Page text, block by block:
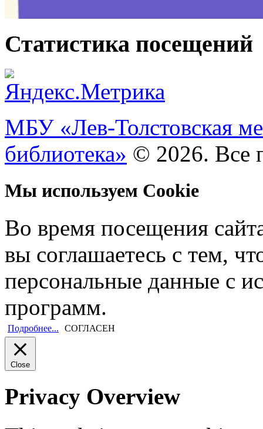
Статистика посещений
МБУ «Лев-Толстовская
библиотека» © 2026. Все
Мы используем Cookie
Во время посещения
вы соглашаетесь с тем,
персональные данные с
программ.
Подробнее... СОГЛАСЕН
Close
Privacy Overview